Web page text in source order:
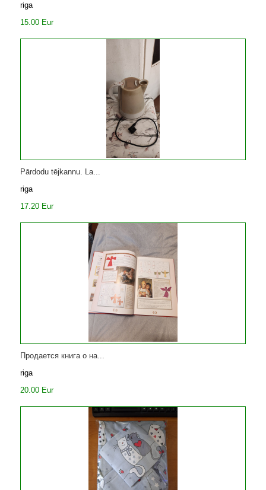
riga
15.00 Eur
Pārdodu tējkannu. La...
riga
17.20 Eur
Продается книга о на...
riga
20.00 Eur